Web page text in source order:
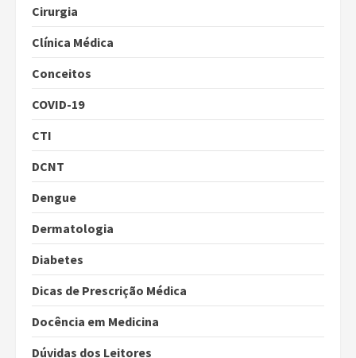
Cirurgia
Clínica Médica
Conceitos
COVID-19
CTI
DCNT
Dengue
Dermatologia
Diabetes
Dicas de Prescrição Médica
Docência em Medicina
Dúvidas dos Leitores